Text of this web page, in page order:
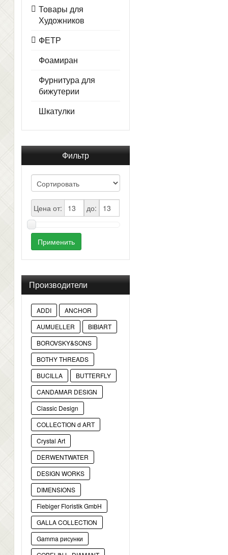
Товары для
Художников
ФЕТР
Фоамиран
Фурнитура для
бижутерии
Шкатулки
Фильтр
Цена от: до:
Применить
Производители
ADDI
ANCHOR
AUMUELLER
BIBIART
BOROVSKY&SONS
BOTHY THREADS
BUCILLA
BUTTERFLY
CANDAMAR DESIGN
Classic Design
COLLECTION d ART
Crystal Art
DERWENTWATER
DESIGN WORKS
DIMENSIONS
Fiebiger Floristik GmbH
GALLA COLLECTION
Gamma рисунки